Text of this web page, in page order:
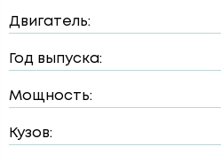
Двигатель:
Год выпуска:
Мощность:
Кузов: